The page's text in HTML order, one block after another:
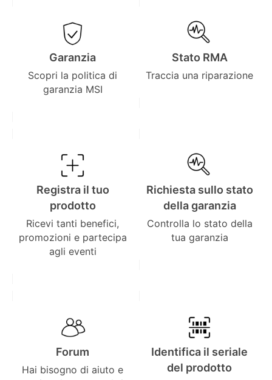
Garanzia
Scopri la politica di
garanzia MSI
Stato RMA
Traccia una riparazione
Registra il tuo
prodotto
Ricevi tanti benefici,
promozioni e partecipa
agli eventi
Richiesta sullo stato
della garanzia
Controlla lo stato della
tua garanzia
Forum
Hai bisogno di aiuto e
Identifica il seriale
del prodotto